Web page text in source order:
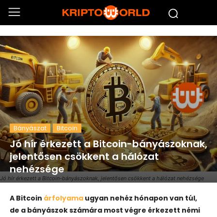
Jó hír érkezett a Bitcoin-bányászoknak, jelentősen csökkent a hálózat nehézsége
Bányászat Bitcoin
Jó hír érkezett a Bitcoin-bányászoknak,
jelentősen csökkent a hálózat
nehézsége
A Bitcoin árfolyama ugyan nehéz hónapon van túl,
de a bányászok számára most végre érkezett némi